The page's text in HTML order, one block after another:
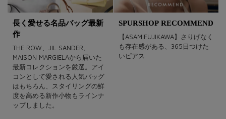
長く愛せる名品バッグ最新
作
THE ROW、JIL SANDER、
MAISON MARGIELAから届いた
最新コレクションを厳選。アイ
コンとして愛される人気バッグ
はもちろん、スタイリングの鮮
度を高める新作小物もラインナ
ップしました。
SPURSHOP RECOMMEND
【ASAMIFUJIKAWA】さりげなく
も存在感がある、365日つけた
いピアス